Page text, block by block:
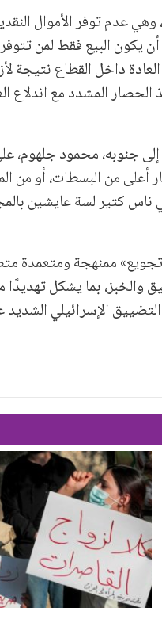
عدم توفر الأموال
يكون البيع فقط لمن
العادة داخل القطاع نتيجة
الحصار المشدد مع اندلاع
جنوبه، محمود جلهوم،
أعلى من البسطات، أو من
كتير لسة عايشين
تجويع» ممنهجة ومتعمدة
والخبز، بما يشكل تهديدًا
الإسرائيلي